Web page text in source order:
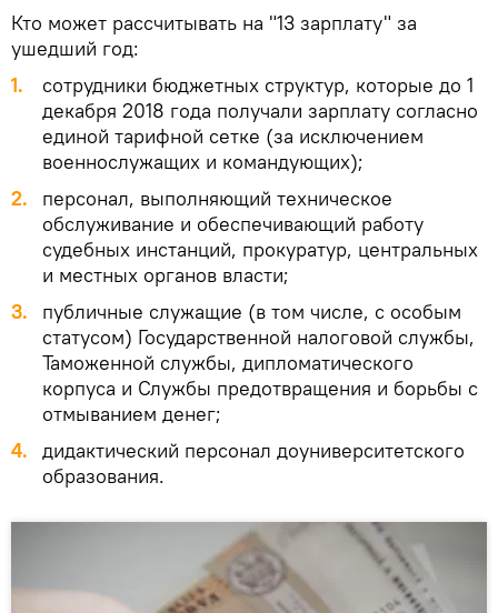
Кто может рассчитывать на "13 зарплату" за
ушедший год:
сотрудники бюджетных структур, которые до 1
декабря 2018 года получали зарплату согласно
единой тарифной сетке (за исключением
военнослужащих и командующих);
персонал, выполняющий техническое
обслуживание и обеспечивающий работу
судебных инстанций, прокуратур, центральных
и местных органов власти;
публичные служащие (в том числе, с особым
статусом) Государственной налоговой службы,
Таможенной службы, дипломатического
корпуса и Службы предотвращения и борьбы с
отмыванием денег;
дидактический персонал доуниверситетского
образования.